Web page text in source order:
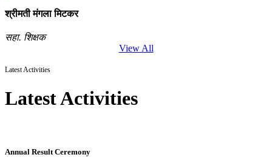
श्रीमती मंगला मिटकर
सहा. शिक्षक
View All
Latest Activities
Latest Activities
Annual Result Ceremony